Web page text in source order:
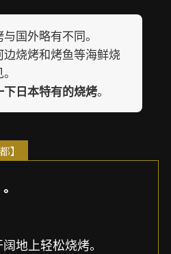
国外略有不同。
烧烤和烤鱼等海鲜烧
下日本特有的烧烤。
】
地上轻松烧烤。